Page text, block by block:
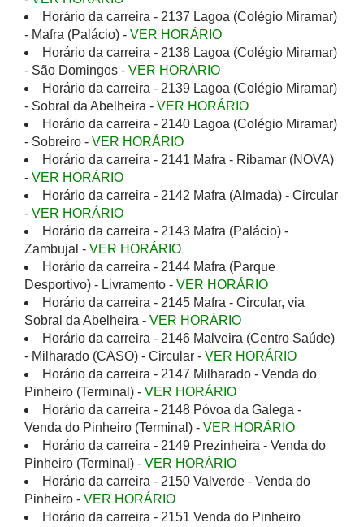
Horário da carreira - 2137 Lagoa (Colégio Miramar)
- Mafra (Palácio) - VER HORÁRIO
Horário da carreira - 2138 Lagoa (Colégio Miramar)
- São Domingos - VER HORÁRIO
Horário da carreira - 2139 Lagoa (Colégio Miramar)
- Sobral da Abelheira - VER HORÁRIO
Horário da carreira - 2140 Lagoa (Colégio Miramar)
- Sobreiro - VER HORÁRIO
Horário da carreira - 2141 Mafra - Ribamar (NOVA)
- VER HORÁRIO
Horário da carreira - 2142 Mafra (Almada) - Circular
- VER HORÁRIO
Horário da carreira - 2143 Mafra (Palácio) -
Zambujal - VER HORÁRIO
Horário da carreira - 2144 Mafra (Parque
Desportivo) - Livramento - VER HORÁRIO
Horário da carreira - 2145 Mafra - Circular, via
Sobral da Abelheira - VER HORÁRIO
Horário da carreira - 2146 Malveira (Centro Saúde)
- Milharado (CASO) - Circular - VER HORÁRIO
Horário da carreira - 2147 Milharado - Venda do
Pinheiro (Terminal) - VER HORÁRIO
Horário da carreira - 2148 Póvoa da Galega -
Venda do Pinheiro (Terminal) - VER HORÁRIO
Horário da carreira - 2149 Prezinheira - Venda do
Pinheiro (Terminal) - VER HORÁRIO
Horário da carreira - 2150 Valverde - Venda do
Pinheiro - VER HORÁRIO
Horário da carreira - 2151 Venda do Pinheiro